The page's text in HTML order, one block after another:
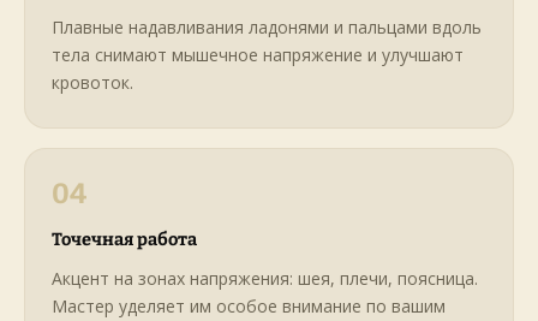
Плавные надавливания ладонями и пальцами вдоль
тела снимают мышечное напряжение и улучшают
кровоток.
04
Точечная работа
Акцент на зонах напряжения: шея, плечи, поясница.
Мастер уделяет им особое внимание по вашим